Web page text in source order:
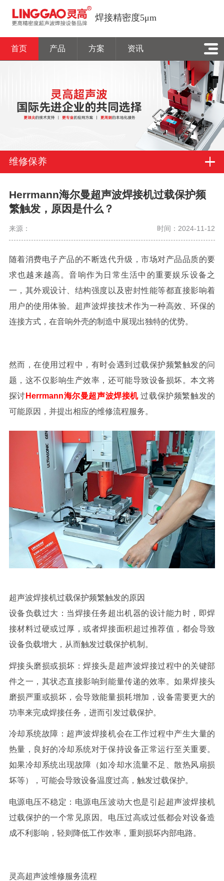
焊接精密度5μm
首页 产品 方案 资讯
维修保养
Herrmann海尔曼超声波焊接机过载保护频
繁触发，原因是什么？
来源： 时间：2024-11-12
随着消费电子产品的不断迭代升级，市场对产品品质的要
求也越来越高。音响作为日常生活中的重要娱乐设备之
一，其外观设计、结构强度以及密封性能等都直接影响着
用户的使用体验。超声波焊接技术作为一种高效、环保的
连接方式，在音响外壳的制造中展现出独特的优势。
然而，在使用过程中，有时会遇到过载保护频繁触发的问
题，这不仅影响生产效率，还可能导致设备损坏。本文将
探讨 Herrmann海尔曼超声波焊接机 过载保护频繁触发的
可能原因，并提出相应的维修流程服务。
超声波焊接机过载保护频繁触发的原因
设备负载过大：当焊接任务超出机器的设计能力时，即焊
接材料过硬或过厚，或者焊接面积超过推荐值，都会导致
设备负载增大，从而触发过载保护机制。
焊接头磨损或损坏：焊接头是超声波焊接过程中的关键部
件之一，其状态直接影响到能量传递的效率。如果焊接头
磨损严重或损坏，会导致能量损耗增加，设备需要更大的
功率来完成焊接任务，进而引发过载保护。
冷却系统故障：超声波焊接机会在工作过程中产生大量的
热量，良好的冷却系统对于保持设备正常运行至关重要。
如果冷却系统出现故障（如冷却水流量不足、散热风扇损
坏等），可能会导致设备温度过高，触发过载保护。
电源电压不稳定：电源电压波动大也是引起超声波焊接机
过载保护的一个常见原因。电压过高或过低都会对设备造
成不利影响，轻则降低工作效率，重则损坏内部电路。
灵高超声波维修服务流程